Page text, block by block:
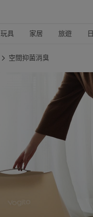
玩具 家居 旅遊
空間抑菌消臭